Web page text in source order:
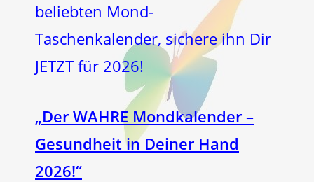
beliebten Mond-
Taschenkalender, sichere ihn Dir
JETZT für 2026!
„Der WAHRE Mondkalender –
Gesundheit in Deiner Hand
2026!“